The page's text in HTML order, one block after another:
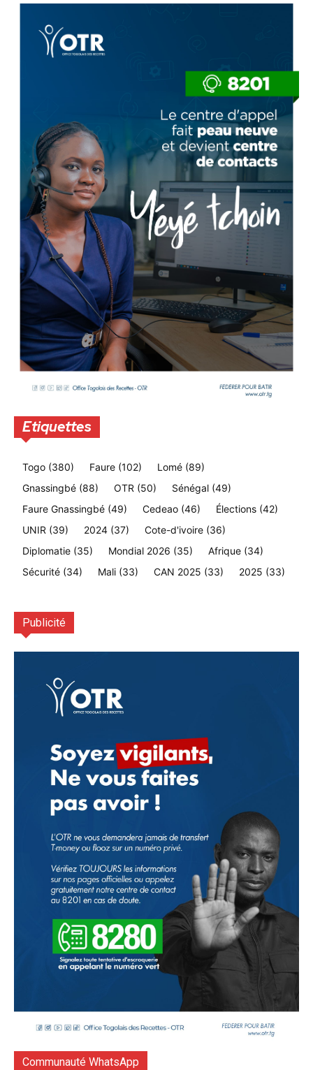
Etiquettes
Togo (380) Faure (102) Lomé (89)
Gnassingbé (88) OTR (50) Sénégal (49)
Faure Gnassingbé (49) Cedeao (46) Élections (42)
UNIR (39) 2024 (37) Cote-d'ivoire (36)
Diplomatie (35) Mondial 2026 (35) Afrique (34)
Sécurité (34) Mali (33) CAN 2025 (33) 2025 (33)
Publicité
Communauté WhatsApp